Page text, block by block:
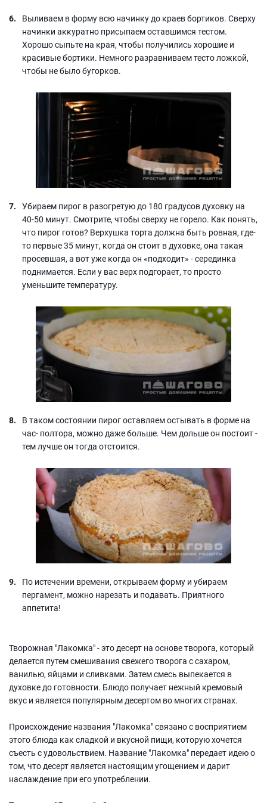
Выливаем в форму всю начинку до краев бортиков. Сверху
начинки аккуратно присыпаем оставшимся тестом.
Хорошо сыпьте на края, чтобы получились хорошие и
красивые бортики. Немного разравниваем тесто ложкой,
чтобы не было бугорков.
Убираем пирог в разогретую до 180 градусов духовку на
40-50 минут. Смотрите, чтобы сверху не горело. Как понять,
что пирог готов? Верхушка торта должна быть ровная, где-
то первые 35 минут, когда он стоит в духовке, она такая
просевшая, а вот уже когда он «подходит» - серединка
поднимается. Если у вас верх подгорает, то просто
уменьшите температуру.
В таком состоянии пирог оставляем остывать в форме на
час- полтора, можно даже больше. Чем дольше он постоит -
тем лучше он тогда отстоится.
По истечении времени, открываем форму и убираем
пергамент, можно нарезать и подавать. Приятного
аппетита!
Творожная "Лакомка" - это десерт на основе творога, который
делается путем смешивания свежего творога с сахаром,
ванилью, яйцами и сливками. Затем смесь выпекается в
духовке до готовности. Блюдо получает нежный кремовый
вкус и является популярным десертом во многих странах.
Происхождение названия "Лакомка" связано с восприятием
этого блюда как сладкой и вкусной пищи, которую хочется
съесть с удовольствием. Название "Лакомка" передает идею о
том, что десерт является настоящим угощением и дарит
наслаждение при его употреблении.